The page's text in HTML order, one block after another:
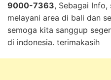
9000-7363, Sebagai
melayani area di bali dan
semoga kita sanggup
di indonesia. terimakasih